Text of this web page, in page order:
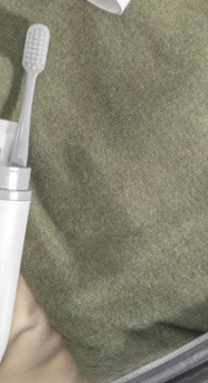
帳頁面顯示為準，若有關於
問，請聯繫「AFTEE先享後付
support/home
先享後付」服務完成之交
並將交易相關給付款項請求債
監護人之同意方可使用
之損失，本公司不負相關責
帳號之用戶狀況，依本公司即
之情形，本公司將視審查結果
冊。若發現惡意使用之情形，
用額度並採取法律行動。